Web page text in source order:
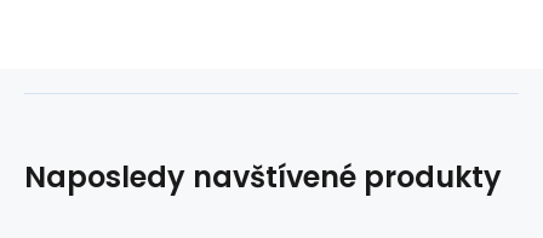
Naposledy navštívené produkty